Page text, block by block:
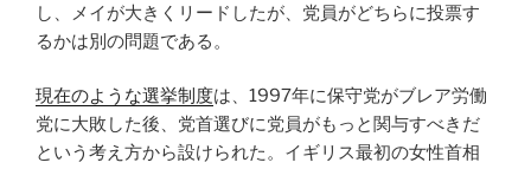
し、メイが大きくリードしたが、党員がどちらに投票す
るかは別の問題である。
現在のような選挙制度は、1997年に保守党がブレア労働
党に大敗した後、党首選びに党員がもっと関与すべきだ
という考え方から設けられた。イギリス最初の女性首相